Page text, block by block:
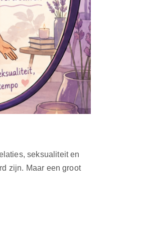
seksualiteit en
zijn. Maar een groot